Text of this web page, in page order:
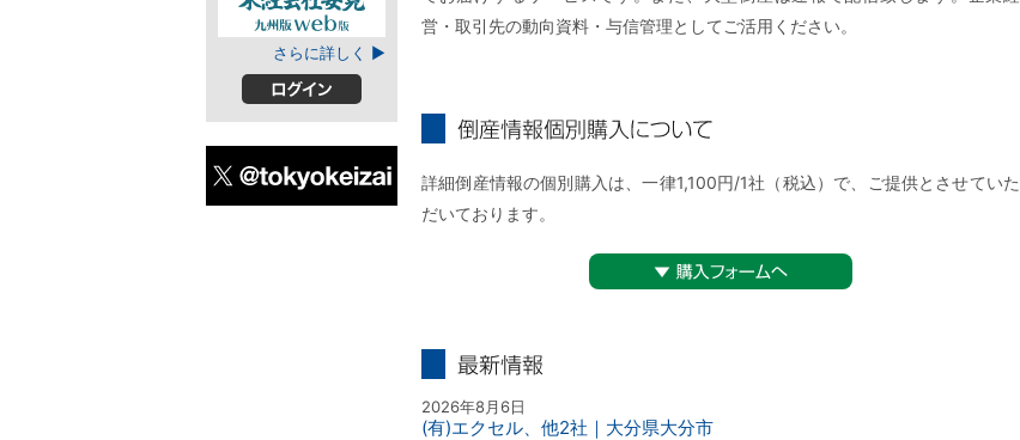
営・取引先の動向資料・与信管理としてご活用ください。
詳細倒産情報の個別購入は、一律1,100円/1社（税込）で、ご提供とさせていた
だいております。
2026年8月6日
(有)エクセル、他2社｜大分県大分市
東経会社要覧web
さらに詳しく ▶
ログイン